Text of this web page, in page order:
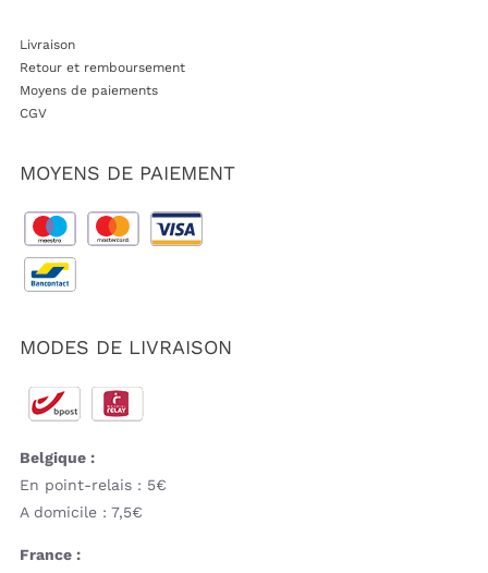
Livraison
Retour et remboursement
Moyens de paiements
CGV
MOYENS DE PAIEMENT
MODES DE LIVRAISON
Belgique :
En point-relais : 5€
A domicile : 7,5€
France :